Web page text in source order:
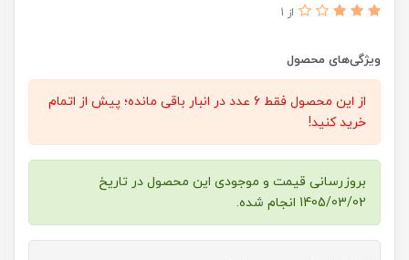
از 1
ویژگی‌های محصول
از این محصول فقط 6 عدد در انبار باقی مانده؛ پیش از اتمام
خرید کنید!
بروزرسانی قیمت و موجودی این محصول در تاریخ
1405/03/02 انجام شده.